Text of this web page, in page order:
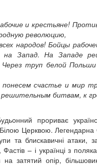
и крестьяне!
революцию,
народов! Бойцы
на Запад. На Западе
Через труп белой
счастье и мир
битвам, к
прориває
Церквою. Легендарна
та блискавичні атаки,
Фастів – і українці з
на затятий опір,